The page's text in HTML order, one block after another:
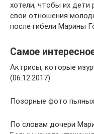
хотели, чтобы их дети
свои отношения
после гибели Марины
Самое
Актрисы, которые
(06.12.2017)
Позорные фото
По словам дочери